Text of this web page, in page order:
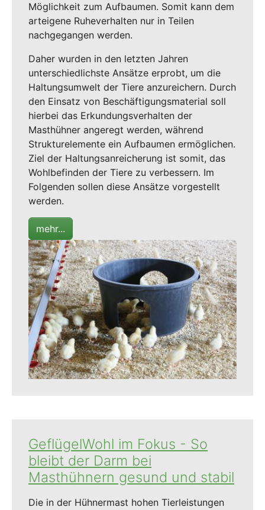
Möglichkeit zum Aufbaumen. Somit kann dem
arteigene Ruheverhalten nur in Teilen
nachgegangen werden.
Daher wurden in den letzten Jahren
unterschiedlichste Ansätze erprobt, um die
Haltungsumwelt der Tiere anzureichern. Durch
den Einsatz von Beschäftigungsmaterial soll
hierbei das Erkundungsverhalten der
Masthühner angeregt werden, während
Strukturelemente ein Aufbaumen ermöglichen.
Ziel der Haltungsanreicherung ist somit, das
Wohlbefinden der Tiere zu verbessern. Im
Folgenden sollen diese Ansätze vorgestellt
werden.
mehr...
GeflügelWohl im Fokus - So
bleibt der Darm bei
Masthühnern gesund und stabil
Die in der Hühnermast hohen Tierleistungen